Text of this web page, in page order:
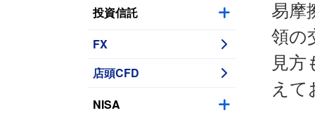
投資信託
FX
店頭CFD
NISA
易摩
領の
見方
えて